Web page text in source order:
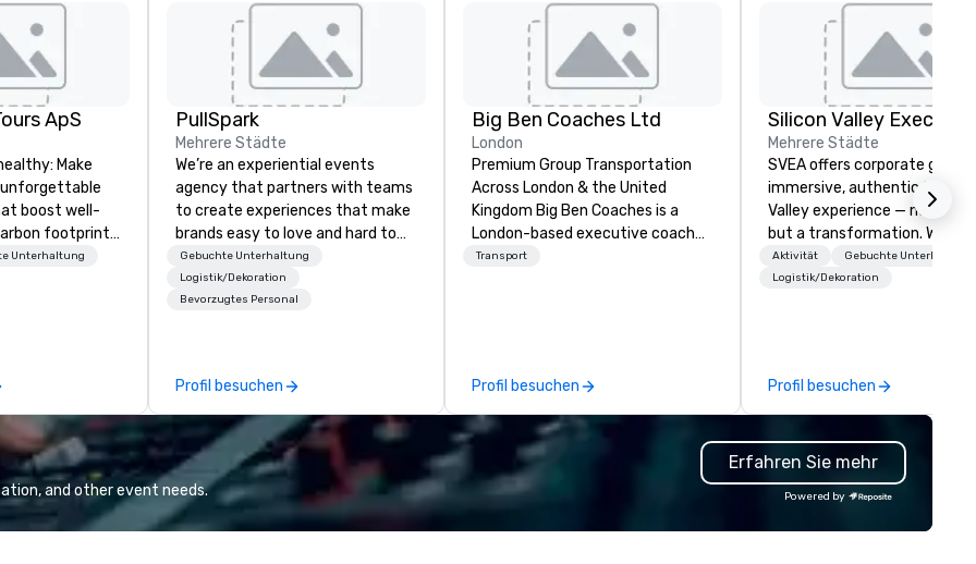
ApS
Make
boost well-
footprints.
the run with
Unterhaltung
PullSpark
Mehrere Städte
We’re an experiential events
agency that partners with teams
to create experiences that make
brands easy to love and hard to
forget. Most companies already
know what makes them easy to
love; we help teams design
Gebuchte Unterhaltung
Logistik/Dekoration
Bevorzugtes Personal
Profil besuchen
Big Ben Coaches Ltd
London
Premium Group Transportation
Across London & the United
Kingdom Big Ben Coaches is a
London-based executive coach
operator specialising in reliable,
executive fleet, we provide
seamless transport solutions for
planners delivering programmes in
London and throughout the UK.
We operate a fleet of 49–53
6 / ULEZ compliant, featuring air-
Transport
Profil besuchen
Mehrere Städte
SVEA offers corporate
immersive, authentic Silicon
Valley experience — not a
but a transformation. We
and facilitate custom
innovation tours, learning
delegations, incentive
corporate offsites. Whether
group wants to think like a
Valley founder, explore the
mindsets driving the world's
fastest-growing companies,
walk away with a practical
Aktivität
Gebuchte Unterhaltung
Logistik/Dekoration
Profil besuchen
and other event needs.
Erfahren Sie mehr
Powered by